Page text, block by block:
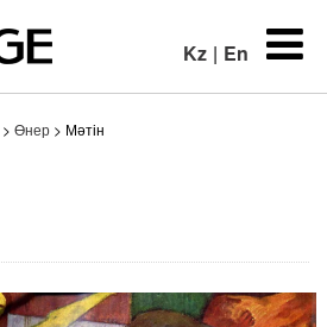
Kz | En
> Өнер > Мәтін